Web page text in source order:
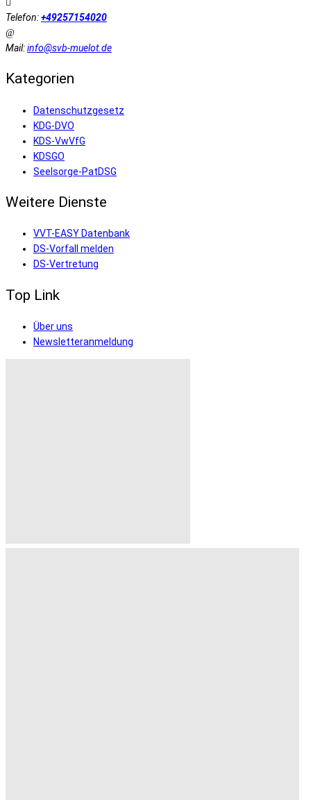
Telefon:+49257154020
Mail:info@svb-muelot.de
Kategorien
Datenschutzgesetz
KDG-DVO
KDS-VwVfG
KDSGO
Seelsorge-PatDSG
Weitere Dienste
VVT-EASY Datenbank
DS-Vorfall melden
DS-Vertretung
Top Link
Über uns
Newsletteranmeldung